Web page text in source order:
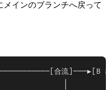
インのブランチへ戻って
合流]───▶[B